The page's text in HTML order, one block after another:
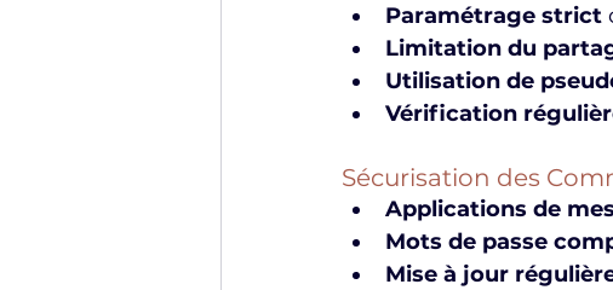
Paramétrage strict
Limitation du
Utilisation de
Vérification
Sécurisation des
Applications de
Mots de passe
Mise à jour